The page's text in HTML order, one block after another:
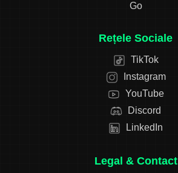
Go
Rețele Sociale
TikTok
Instagram
YouTube
Discord
LinkedIn
Legal & Contact